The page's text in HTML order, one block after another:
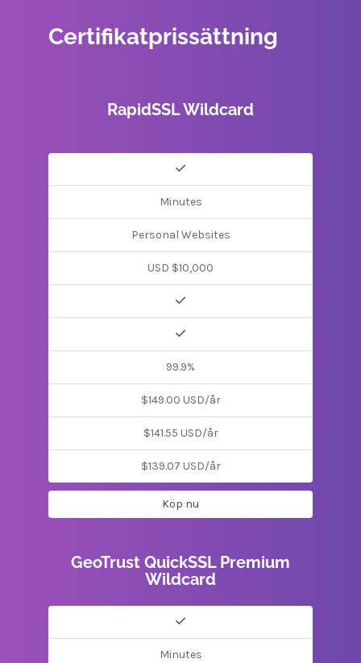
Certifikatprissättning
RapidSSL Wildcard
Minutes
Personal Websites
USD $10,000
99.9%
$149.00 USD/år
$141.55 USD/år
$139.07 USD/år
Köp nu
GeoTrust QuickSSL Premium
Wildcard
Minutes